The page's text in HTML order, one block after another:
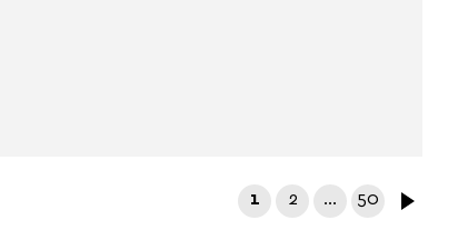
1 2 … 50